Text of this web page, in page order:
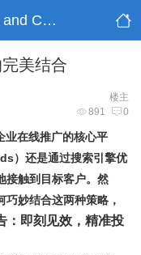
SEO和内容建设: SEO and Content Building
美结合
楼主
891 0
业在线推广的核心平
）还是通过搜索引擎优
接触到目标客户。然
妙结合这两种策略，
：即刻见效，精准投